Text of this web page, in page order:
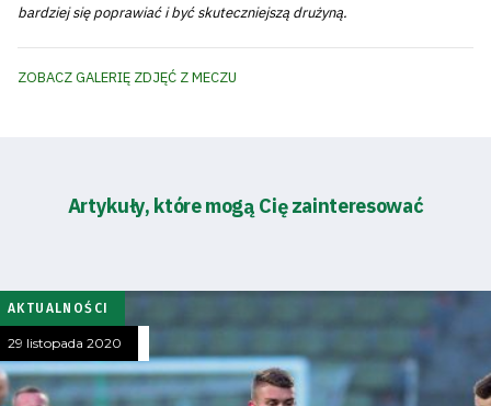
bardziej się poprawiać i być skuteczniejszą drużyną.
ZOBACZ GALERIĘ ZDJĘĆ Z MECZU
Artykuły, które mogą Cię zainteresować
AKTUALNOŚCI
29 listopada 2020